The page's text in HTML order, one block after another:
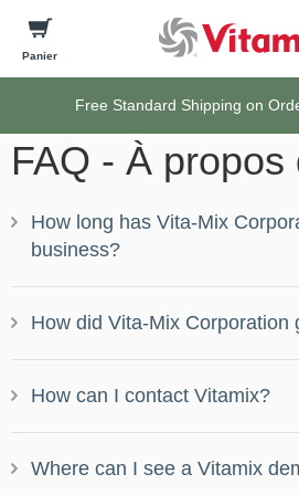
Panier
Free Standard Shipping on
FAQ - À propos
Ouvrir
How long has Vita-Mix
business?
Ouvrir
How did Vita-Mix Corporation
Ouvrir
How can I contact Vitamix?
Ouvrir
Where can I see a Vitamix